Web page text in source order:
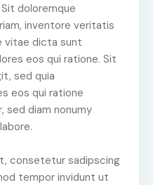
doloremque
inventore veritatis
vitae dicta sunt
eos qui ratione. Sit
sed quia
eos qui ratione
sed diam nonumy
consetetur sadipscing
tempor invidunt ut